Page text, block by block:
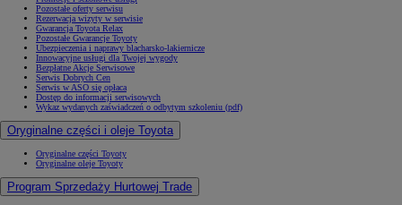
Pozostałe oferty serwisu
Rezerwacja wizyty w serwisie
Gwarancja Toyota Relax
Pozostałe Gwarancje Toyoty
Ubezpieczenia i naprawy blacharsko-lakiernicze
Innowacyjne usługi dla Twojej wygody
Bezpłatne Akcje Serwisowe
Serwis Dobrych Cen
Serwis w ASO się opłaca
Dostęp do informacji serwisowych
Wykaz wydanych zaświadczeń o odbytym szkoleniu (pdf)
Oryginalne części i oleje Toyota
Oryginalne części Toyoty
Oryginalne oleje Toyoty
Program Sprzedaży Hurtowej Trade